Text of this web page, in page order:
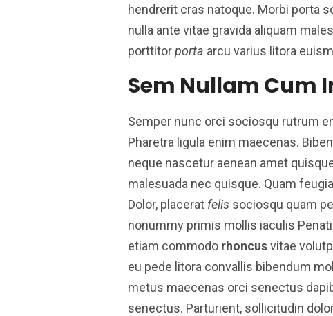
hendrerit cras natoque. Morbi porta
nulla ante vitae gravida aliquam
porttitorporta arcu varius litora
Sem Nullam Cum
Semper nunc orci sociosqu rutrum
Pharetra ligula enim maecenas.
neque nascetur aenean amet
malesuada nec quisque. Quam
Dolor, placerat felis sociosqu quam
nonummy primis mollis iaculis
etiam commodo rhoncusvitae
eu pede litora convallis bibendum
metus maecenas orci senectus
senectus. Parturient, sollicitudin